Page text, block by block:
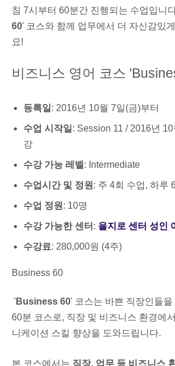
침 7시부터 60분간 진행되는 수업입니
60' 코스와 함께 업무에서 더 자신감있
요!
비즈니스 영어 코스
등록일 : 2016년 10월 7일(금)부터
수업 시작일 : Session 11 / 2016년
강
수강 가능 레벨 : Intermediate
수업시간 및 정원 : 주 4회 수업, 하루
수업 정원 : 10명
수강 가능한 센터 : 을지로 센터 성인
수강료: 280,000원 (4주)
Business 60
'Business 60' 코스는 바쁜 직장인들
60분 코스로, 직장 및 비즈니스 환경에
니케이션 스킬 향상을 도와드립니다.
본 코스에서는 직장, 업무 등 비즈니스